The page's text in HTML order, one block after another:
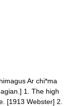
Ar chi*ma
1. The high
[1913 Webster] 2.